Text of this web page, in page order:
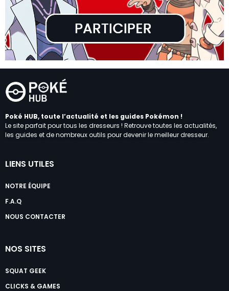
Poké HUB, toute l’actualité et les guides Pokémon !
Le site parfait pour tous les dresseurs ! Retrouve toutes les actualités,
les guides et de nombreux outils pour devenir le meilleur dresseur.
LIENS UTILES
NOTRE ÉQUIPE
F.A.Q
NOUS CONTACTER
NOS SITES
SQUAT GEEK
CLICKS & GAMES